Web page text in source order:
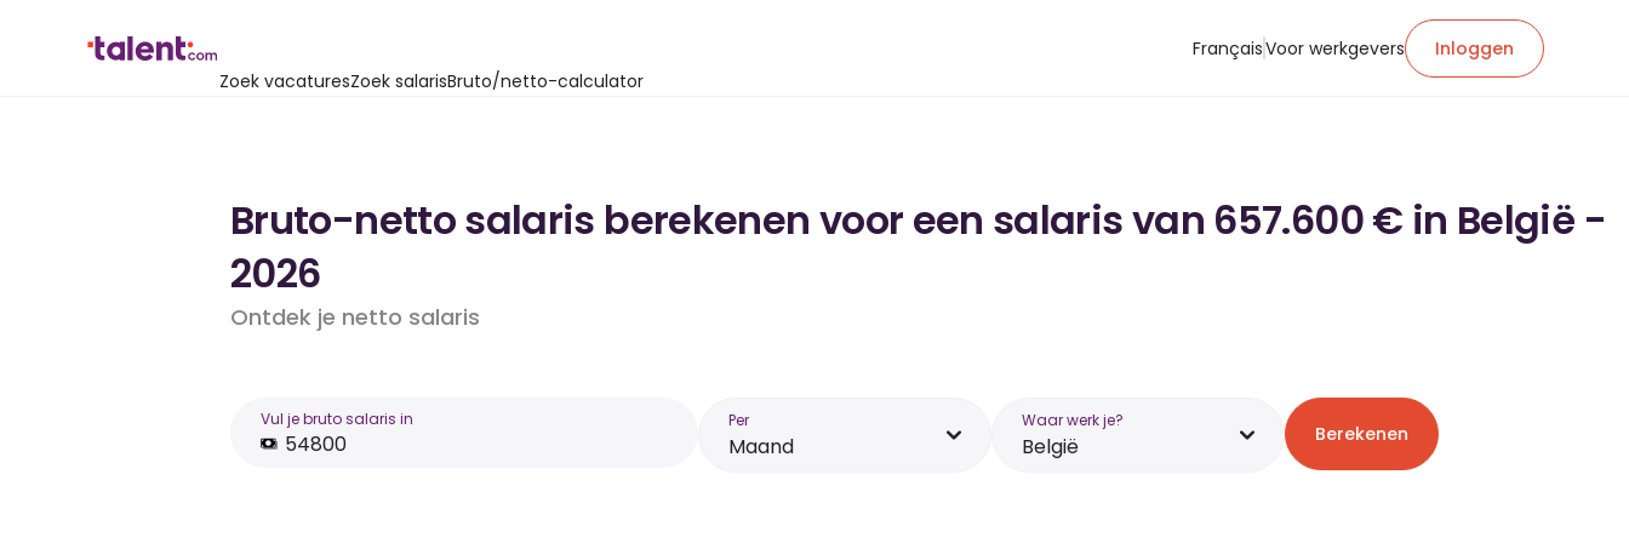
Zoek vacaturesZoek salarisBruto/netto-calculator
FrançaisVoor werkgevers Inloggen
Bruto-netto salaris berekenen voor een salaris van 657.600 € in België -
2026
Ontdek je netto salaris
Vul je bruto salaris in Per
Maand
Waar werk je?
België Berekenen